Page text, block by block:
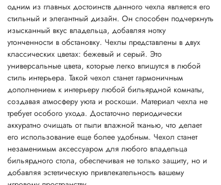
одним из главных достоинств данного чехла является его
стильный и элегантный дизайн. Он способен подчеркнуть
изысканный вкус владельца, добавляя нотку
утонченности в обстановку. Чехлы представлены в двух
классических цветах: бежевый и серый. Это
универсальные цвета, которые легко впишутся в любой
стиль интерьера. Такой чехол станет гармоничным
дополнением к интерьеру любой бильярдной комнаты,
создавая атмосферу уюта и роскоши. Материал чехла не
требует особого ухода. Достаточно периодически
аккуратно очищать от пыли влажной тканью, что делает
его использование еще более удобным. Чехол станет
незаменимым аксессуаром для любого владельца
бильярдного стола, обеспечивая не только защиту, но и
добавляя эстетическую привлекательность вашему